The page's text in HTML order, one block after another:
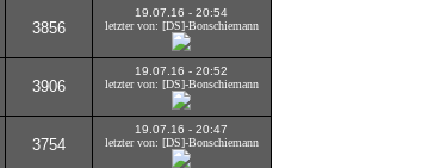
3856
19.07.16 - 20:54
letzter von: [DS]-Bonschiemann
3906
19.07.16 - 20:52
letzter von: [DS]-Bonschiemann
3754
19.07.16 - 20:47
letzter von: [DS]-Bonschiemann